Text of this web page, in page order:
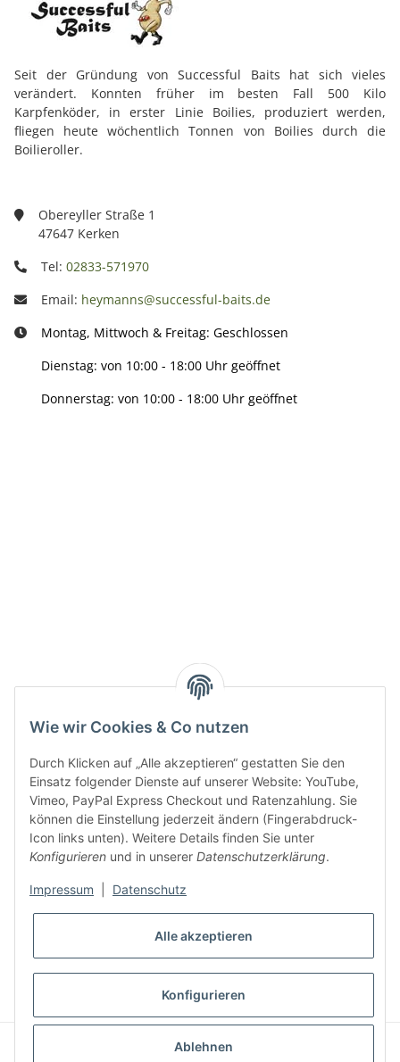
Wie wir Cookies & Co nutzen
Durch Klicken auf „Alle akzeptieren“ gestatten Sie den
Einsatz folgender Dienste auf unserer Website: YouTube,
Vimeo, PayPal Express Checkout und Ratenzahlung. Sie
können die Einstellung jederzeit ändern (Fingerabdruck-
Icon links unten). Weitere Details finden Sie unter
Konfigurieren und in unserer Datenschutzerklärung.
Impressum Datenschutz
Alle akzeptieren
Konfigurieren
Ablehnen
Seit der Gründung von Successful Baits hat sich vieles
verändert. Konnten früher im besten Fall 500 Kilo
Karpfenköder, in erster Linie Boilies, produziert werden,
fliegen heute wöchentlich Tonnen von Boilies durch die
Boilieroller.
Obereyller Straße 1
47647 Kerken
Tel: 02833-571970
Email: heymanns@successful-baits.de
Montag, Mittwoch & Freitag: Geschlossen
Dienstag: von 10:00 - 18:00 Uhr geöffnet
Donnerstag: von 10:00 - 18:00 Uhr geöffnet
Gesetzliche Informationen
* Alle Preise inkl. gesetzlicher USt., zzgl.
VERTRAG WIDERRUFEN
CLEARIX JTL-Shop Template